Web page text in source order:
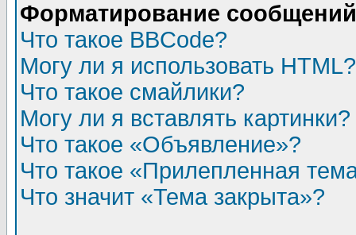
Форматирование
Что такое BBCode?
Могу ли я использовать HTML?
Что такое смайлики?
Могу ли я вставлять картинки?
Что такое «Объявление»?
Что такое «Прилепленная
Что значит «Тема закрыта»?